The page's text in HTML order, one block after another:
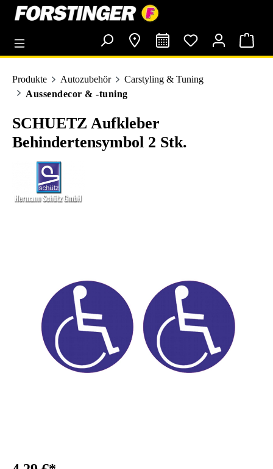
springen
Produkte Autozubehör
Carstyling & Tuning
Aussendecor & -tuning
SCHUETZ Aufkleber
Behindertensymbol 2 Stk.